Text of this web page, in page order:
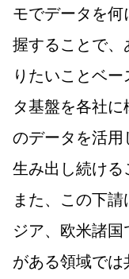
モでデータを
握することで
りたいことベ
タ基盤を各社
のデータを活
生み出し続ける
また、この下
ジア、欧米諸
がある領域で